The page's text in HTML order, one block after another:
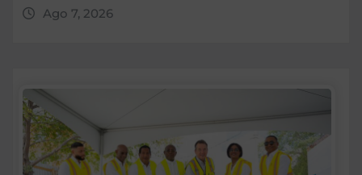
Ago 7, 2026